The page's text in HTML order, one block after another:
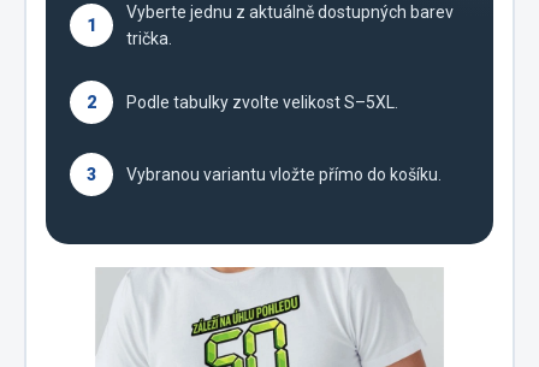
1
Vyberte jednu z aktuálně dostupných barev
trička.
2 Podle tabulky zvolte velikost S–5XL.
3 Vybranou variantu vložte přímo do košíku.